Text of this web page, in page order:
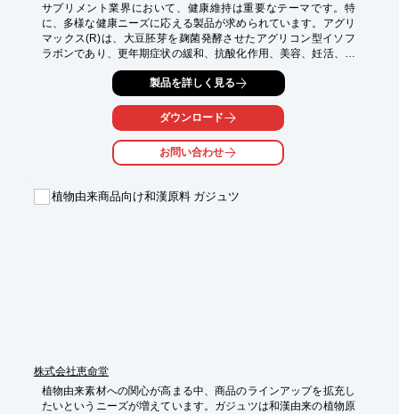
サプリメント業界において、健康維持は重要なテーマです。特
に、多様な健康ニーズに応える製品が求められています。アグリ
マックス(R)は、大豆胚芽を麹菌発酵させたアグリコン型イソフ
ラボンであり、更年期症状の緩和、抗酸化作用、美容、妊活、エ
クオール産生能向上、男性の前立腺肥大など、幅広い健康課題へ
の対応が期待できます。安全な成分で、多くの方の健康をサポー
【活用シーン】
・更年期症状の緩和
・美容と健康維持
・男性の健康維持
製品を詳しく見る
ダウンロード
お問い合わせ
植物由来商品向け和漢原料 ガジュツ
株式会社恵命堂
植物由来素材への関心が高まる中、商品のラインアップを拡充し
たいというニーズが増えています。ガジュツは和漢由来の植物原